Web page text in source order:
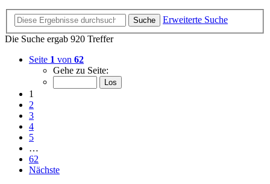
Suche
Erweiterte Suche
Die Suche ergab 920 Treffer
Seite 1 von 62
Gehe zu Seite:
1
2
3
4
5
…
62
Nächste